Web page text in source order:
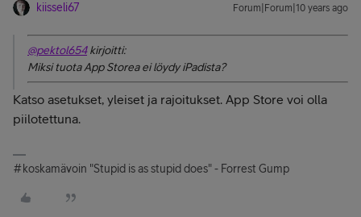
kiisseli67 Forum|Forum|10 years ago
@pektol654kirjoitti:
Miksi tuota App Storea ei löydy iPadista?
Katso asetukset, yleiset ja rajoitukset. App Store voi olla
piilotettuna.
#koskamävoin "Stupid is as stupid does" - Forrest Gump